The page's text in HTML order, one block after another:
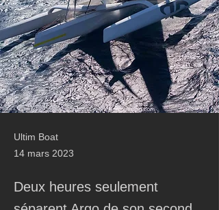
Ultim Boat
14 mars 2023
Deux heures seulement